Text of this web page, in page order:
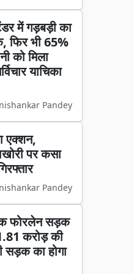
में गड़बड़ी का
फिर भी 65%
को मिला
याचिका
Pandey
एक्शन,
पर कसा
Pandey
फोरलेन सड़क
करोड़ की
सड़क का होगा